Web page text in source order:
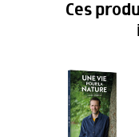
Ces